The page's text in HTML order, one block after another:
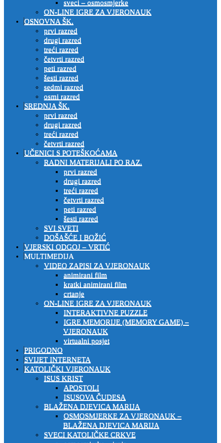
sveci – osmosmjerke
ON-LINE IGRE ZA VJERONAUK
OSNOVNA ŠK.
prvi razred
drugi razred
treći razred
četvrti razred
peti razred
šesti razred
sedmi razred
osmi razred
SREDNJA ŠK.
prvi razred
drugi razred
treći razred
četvrti razred
UČENICI S POTEŠKOĆAMA
RADNI MATERIJALI PO RAZ.
prvi razred
drugi razred
treći razred
četvrti razred
peti razred
šesti razred
SVI SVETI
DOŠAŠĆE I BOŽIĆ
VJERSKI ODGOJ – VRTIĆ
MULTIMEDIJA
VIDEO ZAPISI ZA VJERONAUK
animirani film
kratki animirani film
crtanje
ON-LINE IGRE ZA VJERONAUK
INTERAKTIVNE PUZZLE
IGRE MEMORIJE (MEMORY GAME) –
VJERONAUK
virtualni posjet
PRIGODNO
SVIJET INTERNETA
KATOLIČKI VJERONAUK
ISUS KRIST
APOSTOLI
ISUSOVA ČUDESA
BLAŽENA DJEVICA MARIJA
OSMOSMJERKE ZA VJERONAUK –
BLAŽENA DJEVICA MARIJA
SVECI KATOLIČKE CRKVE